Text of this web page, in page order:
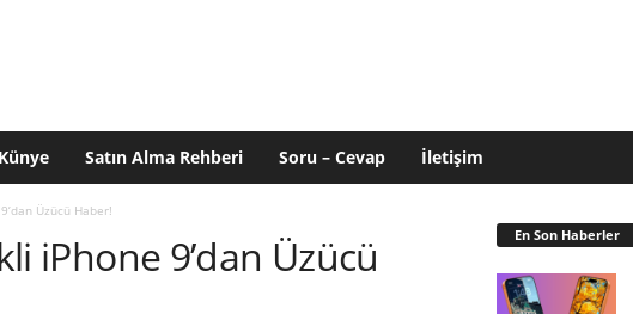
Künye Satın Alma Rehberi Soru – Cevap İletişim
Üzücü Haber!
iPhone 9’dan Üzücü
En Son Haberler